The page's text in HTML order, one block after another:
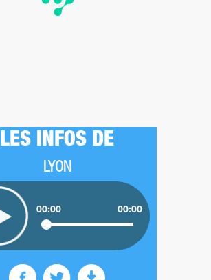
LES INFOS DE
LYON
00:00 00:00